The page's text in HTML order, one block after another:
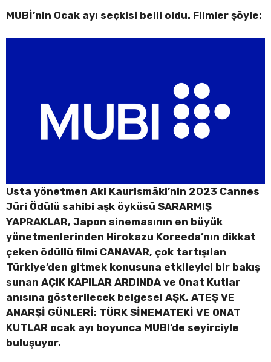
MUBİ’nin Ocak ayı seçkisi belli oldu. Filmler şöyle:
Usta yönetmen Aki Kaurismäki’nin 2023 Cannes
Jüri Ödülü sahibi aşk öyküsü SARARMIŞ
YAPRAKLAR, Japon sinemasının en büyük
yönetmenlerinden Hirokazu Koreeda’nın dikkat
çeken ödüllü filmi CANAVAR, çok tartışılan
Türkiye’den gitmek konusuna etkileyici bir bakış
sunan AÇIK KAPILAR ARDINDA ve Onat Kutlar
anısına gösterilecek belgesel AŞK, ATEŞ VE
ANARŞİ GÜNLERİ: TÜRK SİNEMATEKİ VE ONAT
KUTLAR ocak ayı boyunca MUBI’de seyirciyle
buluşuyor.